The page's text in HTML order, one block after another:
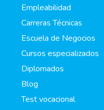
Empleabilidad
Carreras Técnicas
Escuela de Negocios
Cursos especializados
Diplomados
Blog
Test vocacional